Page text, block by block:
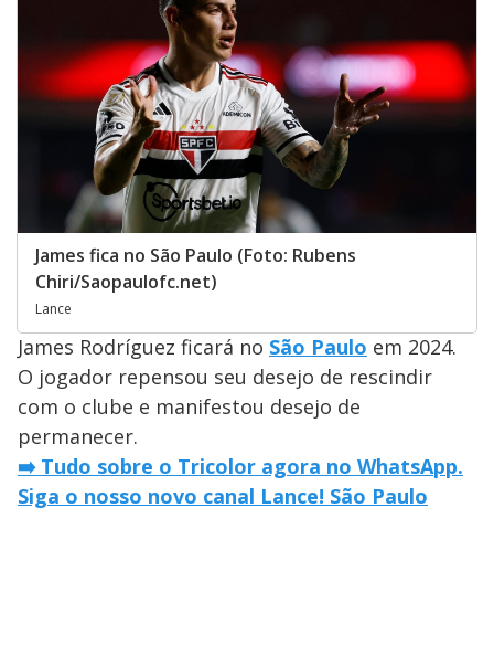
James fica no São Paulo (Foto: Rubens
Chiri/Saopaulofc.net)
Lance
James Rodríguez ficará no São Paulo em 2024.
O jogador repensou seu desejo de rescindir
com o clube e manifestou desejo de
permanecer.
➡️ Tudo sobre o Tricolor agora no WhatsApp.
Siga o nosso novo canal Lance! São Paulo